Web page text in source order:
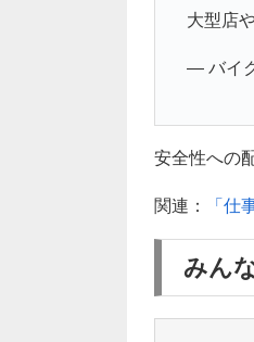
大型店
— バイ
安全性への
関連： 「仕
みん